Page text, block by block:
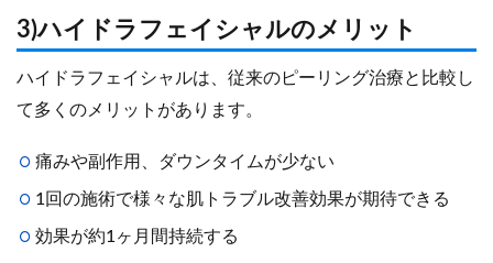
3)ハイドラフェイシャルのメリット
ハイドラフェイシャルは、従来のピーリング治療と比較し
て多くのメリットがあります。
痛みや副作用、ダウンタイムが少ない
1回の施術で様々な肌トラブル改善効果が期待できる
効果が約1ヶ月間持続する